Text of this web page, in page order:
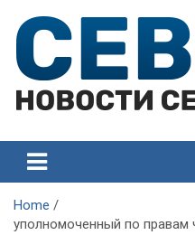
content
Севастополя
Севастополя
Home
уполномоченный по правам